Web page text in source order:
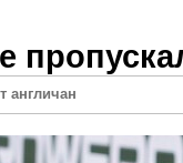
англичан